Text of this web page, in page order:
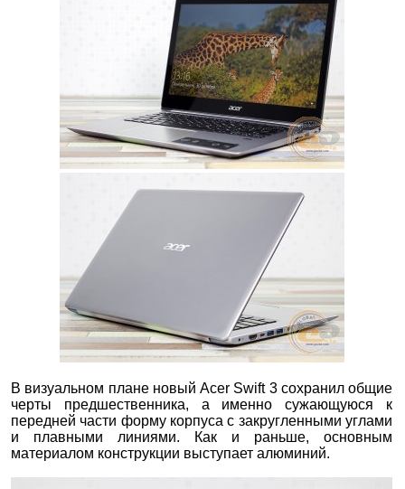
В визуальном плане новый Acer Swift 3 сохранил общие
черты предшественника, а именно сужающуюся к
передней части форму корпуса с закругленными углами
и плавными линиями. Как и раньше, основным
материалом конструкции выступает алюминий.